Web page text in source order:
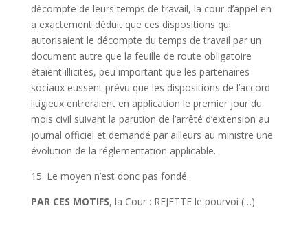
décompte de leurs temps de travail, la cour d’appel en
a exactement déduit que ces dispositions qui
autorisaient le décompte du temps de travail par un
document autre que la feuille de route obligatoire
étaient illicites, peu important que les partenaires
sociaux eussent prévu que les dispositions de l’accord
litigieux entreraient en application le premier jour du
mois civil suivant la parution de l’arrêté d’extension au
journal officiel et demandé par ailleurs au ministre une
évolution de la réglementation applicable.
15. Le moyen n’est donc pas fondé.
PAR CES MOTIFS, la Cour : REJETTE le pourvoi (…)